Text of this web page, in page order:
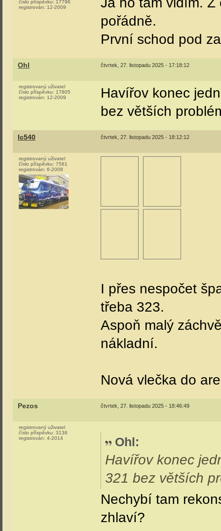
číslo příspěvku: 17796
registrován: 12-2009
pořádně.
První schod pod
Ohl čtvrtek, 27. listopadu 2025 - 17:18:12
registrovaný uživatel
číslo příspěvku: 17805
registrován: 12-2009
Havířov konec
bez větších
Ic540 čtvrtek, 27. listopadu 2025 - 18:12:12
registrovaný uživatel
číslo příspěvku: 7561
registrován: 6-2008
I přes nespočet
třeba 323.
Aspoň malý
nákladní.
Nová vlečka do
Pezos čtvrtek, 27. listopadu 2025 - 18:46:49
registrovaný uživatel
číslo příspěvku: 3136
registrován: 4-2014 Ohl:
Havířov konec
321 bez větších
Nechybí tam
zhlaví?